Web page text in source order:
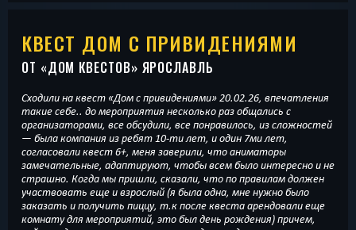
КВЕСТ ДОМ С ПРИВИДЕНИЯМИ
ОТ «ДОМ КВЕСТОВ» ЯРОСЛАВЛЬ
Сходили на квест «Дом с привидениями» 20.02.26, впечатления
такие себе.. до мероприятия несколько раз общались с
организаторами, все обсудили, все понравилось, из сложностей
— была компания из ребят 10-ти лет, и один 7ми лет,
согласовали квест 6+, меня заверили, что аниматоры
замечательные, адаптируют, чтобы всем было интересно и не
страшно. Когда мы пришли, сказали, что по правилам должен
участвовать еще и взрослый (я была одна, мне нужно было
заказать и получить пиццу, т.к после квеста арендовали еще
комнату для мероприятий, это был день рождения) причем,